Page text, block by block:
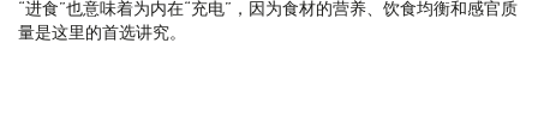
“进食”也意味着为内在“充电”，因为食材的营养、饮食均衡和感官质
量是这里的首选讲究。